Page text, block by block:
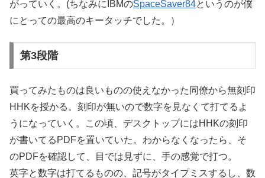
がっていく。(ちなみにIBMのSpaceSaver84というのが僕
にとっての最高のキータッチでした。）
第3段階
買ってみたものは良いものの使えなかった同僚から無刻印
HHKを授かる。刻印が無いので数字を見なくて打てるよ
うになっていく。この頃、デスクトップにはHHKの刻印
が書いてるPDFを置いていた。わからなくなったら、そ
のPDFを確認して、目では見ずに、手の感覚で打つ。
英字と数字は打てるものの、記号がタイプミスするし、数